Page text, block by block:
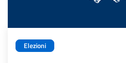
Elezioni